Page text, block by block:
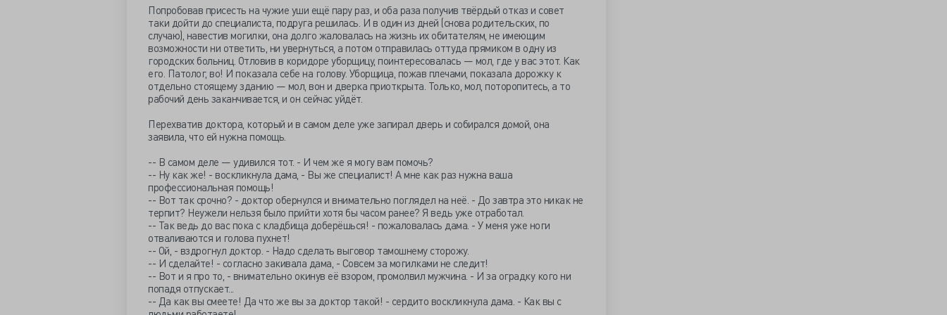
Попробовав присесть на чужие уши ещё пару раз, и оба раза получив твёрдый отказ и совет
таки дойти до специалиста, подруга решилась. И в один из дней (снова родительских, по
случаю), навестив могилки, она долго жаловалась на жизнь их обитателям, не имеющим
возможности ни ответить, ни увернуться, а потом отправилась оттуда прямиком в одну из
городских больниц. Отловив в коридоре уборщицу, поинтересовалась — мол, где у вас этот. Как
его. Патолог, во! И показала себе на голову. Уборщица, пожав плечами, показала дорожку к
отдельно стоящему зданию — мол, вон и дверка приоткрыта. Только, мол, поторопитесь, а то
рабочий день заканчивается, и он сейчас уйдёт.
Перехватив доктора, который и в самом деле уже запирал дверь и собирался домой, она
заявила, что ей нужна помощь.
-- В самом деле — удивился тот. - И чем же я могу вам помочь?
-- Ну как же! - воскликнула дама, - Вы же специалист! А мне как раз нужна ваша
профессиональная помощь!
-- Вот так срочно? - доктор обернулся и внимательно поглядел на неё. - До завтра это никак не
терпит? Неужели нельзя было прийти хотя бы часом ранее? Я ведь уже отработал.
-- Так ведь до вас пока с кладбища доберёшься! - пожаловалась дама. - У меня уже ноги
отваливаются и голова пухнет!
-- Ой, - вздрогнул доктор. - Надо сделать выговор тамошнему сторожу.
-- И сделайте! - согласно закивала дама, - Совсем за могилками не следит!
-- Вот и я про то, - внимательно окинув её взором, промолвил мужчина. - И за оградку кого ни
попадя отпускает...
-- Да как вы смеете! Да что же вы за доктор такой! - сердито воскликнула дама. - Как вы с